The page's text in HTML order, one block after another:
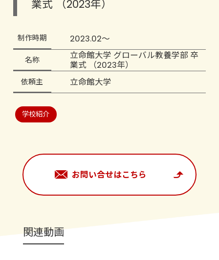
業式 （2023年）
制作時期 2023.02〜
名称
立命館大学 グローバル教養学部 卒
業式 （2023年）
依頼主 立命館大学
学校紹介
お問い合せはこちら
関連動画